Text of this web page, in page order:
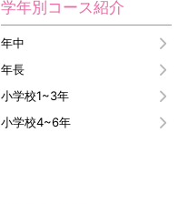
学年別コース紹介
年中
年長
小学校1~3年
小学校4~6年